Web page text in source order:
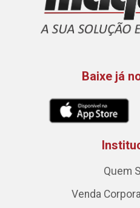
Baixe já
Quem
Venda